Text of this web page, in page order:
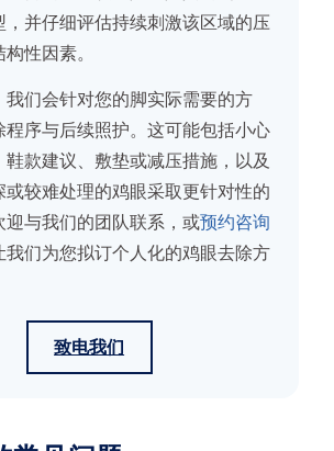
，并仔细评估持续刺激该区域的压
性因素。
我们会针对您的脚实际需要的方
程序与后续照护。这可能包括小心
鞋款建议、敷垫或减压措施，以及
或较难处理的鸡眼采取更针对性的
迎与我们的团队联系，或预约咨询
我们为您拟订个人化的鸡眼去除方
致电我们